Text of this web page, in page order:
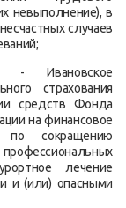
невыполнение), в
случаев
- Ивановское
страхования
средств Фонда
на финансовое
по сокращению
лечение
и (или) опасными